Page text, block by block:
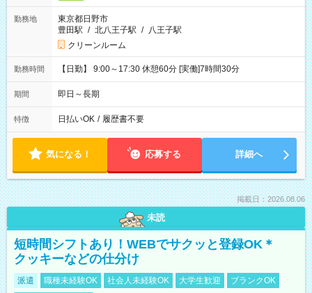
勤務地
東京都日野市
豊田駅 / 北八王子駅 / 八王子駅
クリーンルーム
勤務時間 【日勤】 9:00～17:30 休憩60分 [実働]7時間30分
期間 即日～長期
特徴 日払いOK / 履歴書不要
気になる！ 応募する 詳細へ
掲載日：2026.08.06
未読
短時間シフトあり！WEBでサクッと登録OK＊
クッキーなどの仕分け
派遣 職種未経験OK 社会人未経験OK 大学生歓迎
ブランクOK